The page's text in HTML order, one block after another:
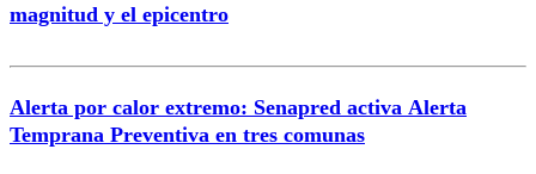
magnitud y el epicentro
Alerta por calor extremo: Senapred activa Alerta
Temprana Preventiva en tres comunas